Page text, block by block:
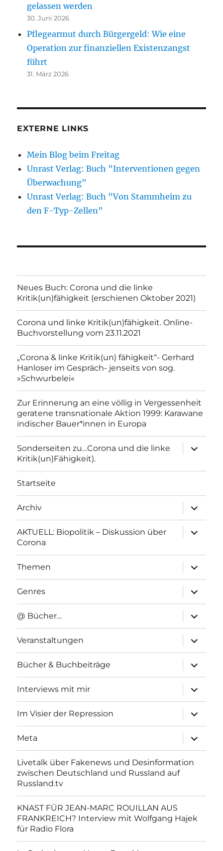
gelassen werden
30. Juni 2026
Pflegearmut durch Bürgergeld: Wie eine
Operation zur finanziellen Existenzangst
führt
31. März 2026
EXTERNE LINKS
Mein Blog beim Freitag
Unrast Verlag: Buch "Interventionen gegen
Überwachung"
Unrast Verlag: Buch "Von Stammheim zu
den F-Typ-Zellen"
Neues Buch: Corona und die linke
Kritik(un)fähigkeit (erschienen Oktober 2021)
Corona und linke Kritik(un)fähigkeit. Online-
Buchvorstellung vom 23.11.2021
„Corona & linke Kritik(un) fähigkeit“- Gerhard
Hanloser im Gespräch- jenseits von sog.
»Schwurbelei«
Zur Erinnerung an eine völlig in Vergessenheit
geratene transnationale Aktion 1999: Karawane
indischer Bauer*innen in Europa
Sonderseiten zu…Corona und die linke
Kritik(un)Fähigkeit).
anzeigen
Startseite
Archiv
anzeigen
AKTUELL: Biopolitik – Diskussion über
Corona
anzeigen
Themen
anzeigen
Genres
anzeigen
@ Bücher…
anzeigen
Veranstaltungen
anzeigen
Bücher & Buchbeiträge
anzeigen
Interviews mit mir
anzeigen
Im Visier der Repression
anzeigen
Meta
anzeigen
Livetalk über Fakenews und Desinformation
zwischen Deutschland und Russland auf
Russland.tv
KNAST FÜR JEAN-MARC ROUILLAN AUS
FRANKREICH? Interview mit Wolfgang Hajek
für Radio Flora